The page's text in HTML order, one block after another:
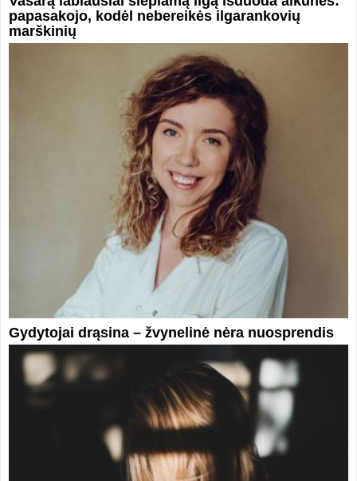
papasakojo, kodėl nebereikės ilgarankovių
marškinių
Gydytojai drąsina – žvynelinė nėra nuosprendis